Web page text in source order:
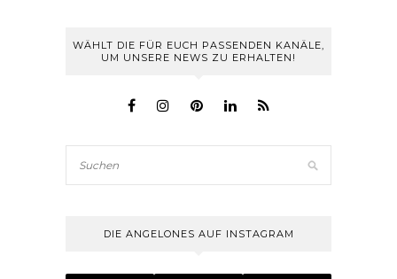
WÄHLT DIE FÜR EUCH PASSENDEN KANÄLE,
UM UNSERE NEWS ZU ERHALTEN!
DIE ANGELONES AUF INSTAGRAM